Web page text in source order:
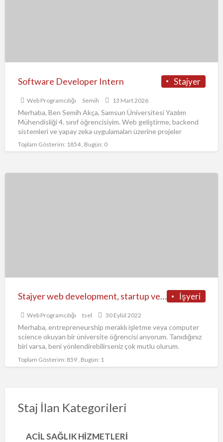
Stajyer
Software Developer Intern
Web Programcılığı Semih 13 Mart 2026
Merhaba, Ben Semih Akça, Samsun Üniversitesi Yazılım
Mühendisliği 4. sınıf öğrencisiyim. Web geliştirme, backend
sistemleri ve yapay zeka uygulamaları üzerine projeler
geliştiren bir yazılım geliştiricisiyim.
Toplam Gösterim: 1854 , Bugün: 0
İşyeri
Stajyer web development, startup ve business model design
Web Programcılığı tsel 30 Eylül 2022
Merhaba, entrepreneurship meraklı işletme veya computer
science okuyan bir üniversite öğrencisi arıyorum. Tanıdığınız
biri varsa, beni yönlendirebilirseniz çok mutlu olurum.
https://forms.office.com/r/Frp7k7LzDV
Toplam Gösterim: 859 , Bugün: 1
Staj İlan Kategorileri
ACİL SAĞLIK HİZMETLERİ